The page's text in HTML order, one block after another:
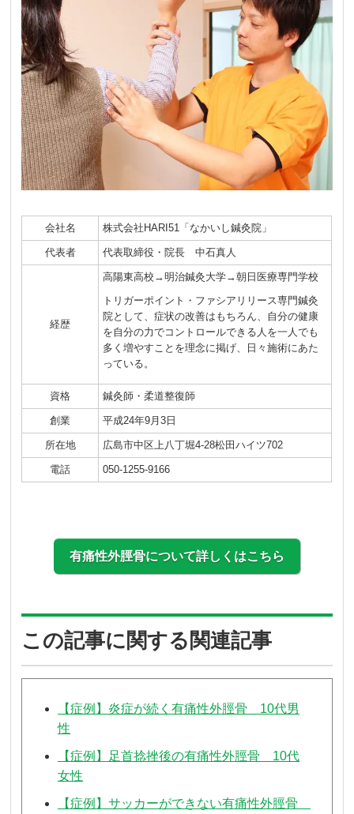
会社名 株式会社HARI51「なかいし鍼灸院」
代表者 代表取締役・院長 中石真人
経歴
高陽東高校→明治鍼灸大学→朝日医療専門学校
トリガーポイント・ファシアリリース専門鍼灸
院として、症状の改善はもちろん、自分の健康
を自分の力でコントロールできる人を一人でも
多く増やすことを理念に掲げ、日々施術にあた
っている。
資格 鍼灸師・柔道整復師
創業 平成24年9月3日
所在地 広島市中区上八丁堀4-28松田ハイツ702
電話 050-1255-9166
有痛性外脛骨について詳しくはこちら
この記事に関する関連記事
【症例】炎症が続く有痛性外脛骨 10代男
性
【症例】足首捻挫後の有痛性外脛骨 10代
女性
【症例】サッカーができない有痛性外脛骨